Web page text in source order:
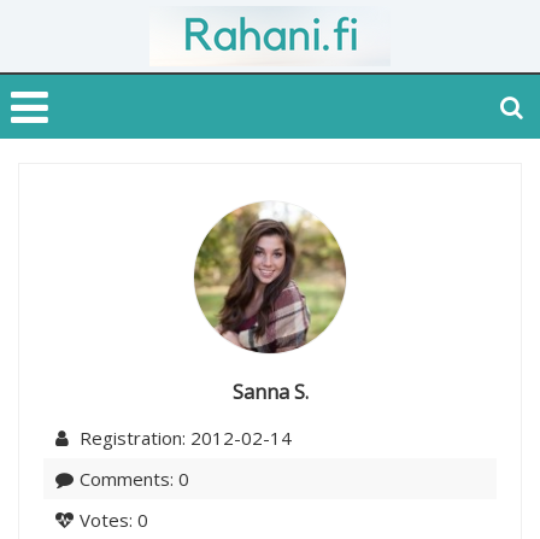
Sanna S.
Registration: 2012-02-14
Comments: 0
Votes: 0